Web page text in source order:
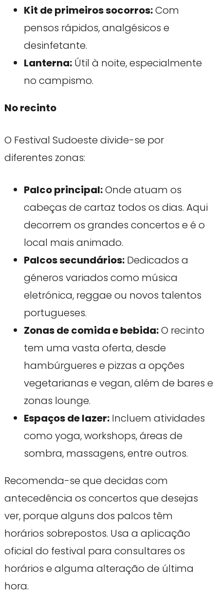
Kit de primeiros socorros:Com
pensos rápidos, analgésicos e
desinfetante.
Lanterna:Útil à noite, especialmente
no campismo.
No recinto
O Festival Sudoeste divide-se por
diferentes zonas:
Palco principal:Onde atuam os
cabeças de cartaz todos os dias. Aqui
decorrem os grandes concertos e é o
local mais animado.
Palcos secundários:Dedicados a
géneros variados como música
eletrónica, reggae ou novos talentos
portugueses.
Zonas de comida e bebida:O recinto
tem uma vasta oferta, desde
hambúrgueres e pizzas a opções
vegetarianas e vegan, além de bares e
zonas lounge.
Espaços de lazer:Incluem atividades
como yoga, workshops, áreas de
sombra, massagens, entre outros.
Recomenda-se que decidas com
antecedência os concertos que desejas
ver, porque alguns dos palcos têm
horários sobrepostos. Usa a aplicação
oficial do festival para consultares os
horários e alguma alteração de última
hora.